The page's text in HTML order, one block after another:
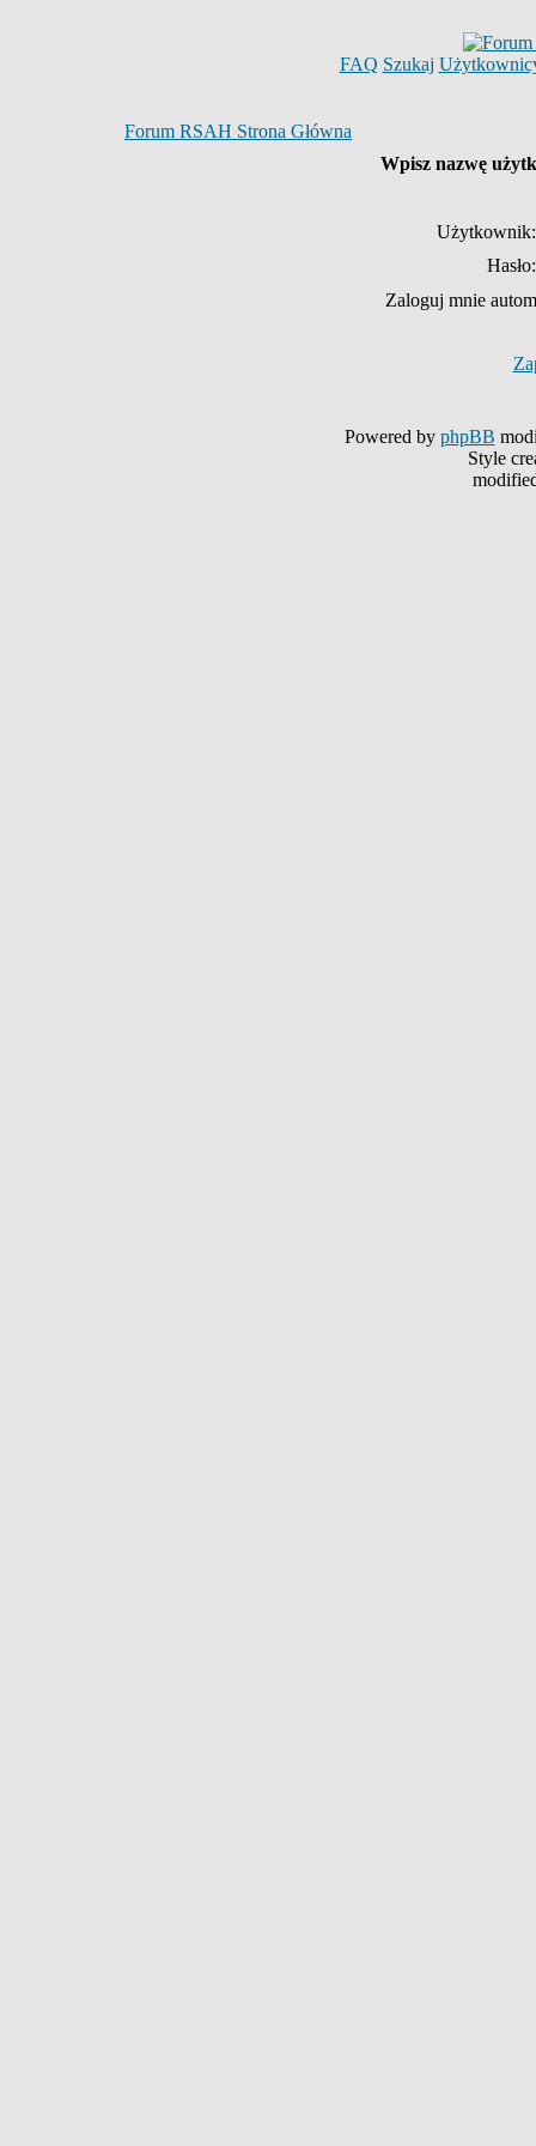
FAQ Szukaj
Forum RSAH Strona Główna
Wpisz nazwę
Użytkownik:
Hasło:
Zaloguj mnie
Powered by phpBB
Style